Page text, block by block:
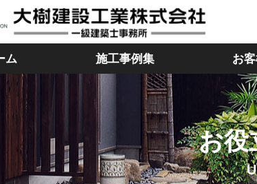
ム 施工事例集 お
お役